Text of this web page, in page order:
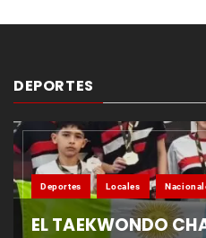
DEPORTES
Deportes Locales
EL TAEKWONDO